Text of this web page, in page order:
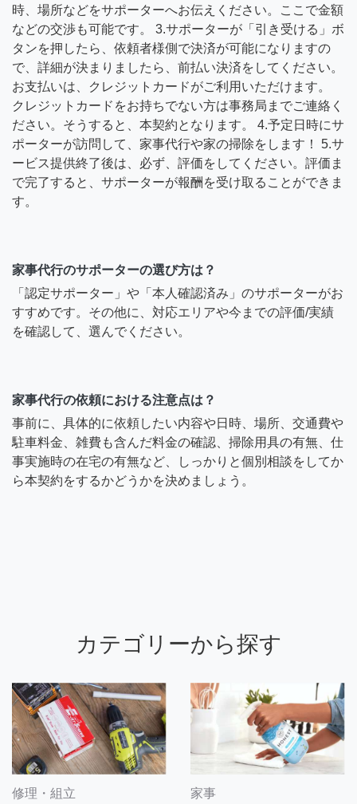
時、場所などをサポーターへお伝えください。ここで金額
などの交渉も可能です。 3.サポーターが「引き受ける」ボ
タンを押したら、依頼者様側で決済が可能になりますの
で、詳細が決まりましたら、前払い決済をしてください。
お支払いは、クレジットカードがご利用いただけます。
クレジットカードをお持ちでない方は事務局までご連絡く
ださい。そうすると、本契約となります。 4.予定日時にサ
ポーターが訪問して、家事代行や家の掃除をします！ 5.サ
ービス提供終了後は、必ず、評価をしてください。評価ま
で完了すると、サポーターが報酬を受け取ることができま
す。
家事代行のサポーターの選び方は？
「認定サポーター」や「本人確認済み」のサポーターがお
すすめです。その他に、対応エリアや今までの評価/実績
を確認して、選んでください。
家事代行の依頼における注意点は？
事前に、具体的に依頼したい内容や日時、場所、交通費や
駐車料金、雑費も含んだ料金の確認、掃除用具の有無、仕
事実施時の在宅の有無など、しっかりと個別相談をしてか
ら本契約をするかどうかを決めましょう。
カテゴリーから探す
修理・組立 家事